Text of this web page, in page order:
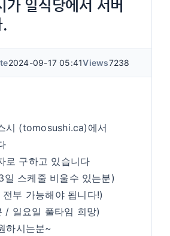
가 일식당에서 서버
2024-09-17 05:41Views7238
시 (tomosushi.ca)에서
로 구하고 있습니다
일 스케줄 비울수 있는분)
부 가능해야 됩니다!)
/ 일요일 풀타임 희망)
하시는분~